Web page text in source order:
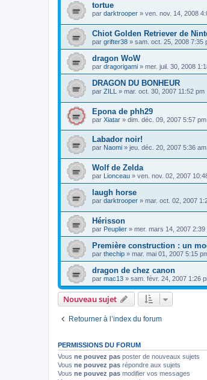
tortue
par darktrooper » ven. nov. 14, 2008
Chiot Golden Retriever de
par grifter38 » sam. oct. 25, 2008 7:35
dragon WoW
par dragorigami » mer. juil. 30, 2008
DRAGON DU BONHEUR
par ZILL » mar. oct. 30, 2007 11:52 pm
Epona de phh29
par Xiatar » dim. déc. 09, 2007 5:57 pm
Labador noir!
par Naomi » jeu. déc. 20, 2007 5:36 am
Wolf de Zelda
par Lionceau » ven. nov. 02, 2007
laugh horse
par darktrooper » mar. oct. 02, 2007
Hérisson
par Peuplier » mer. mars 14, 2007 2:39
Première construction : un
par thechip » mar. mai 01, 2007 5:15
dragon de chez canon
par mac13 » sam. févr. 24, 2007 1:26
Nouveau sujet
Retourner à l’index du forum
PERMISSIONS DU FORUM
Vous ne pouvez pas poster de nouveaux sujets
Vous ne pouvez pas répondre aux sujets
Vous ne pouvez pas modifier vos messages